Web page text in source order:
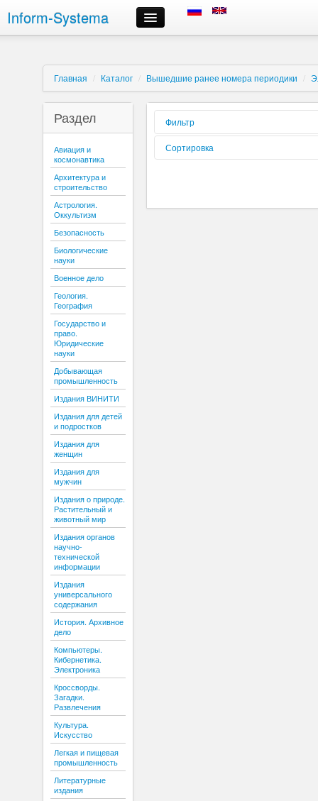
Inform-Systema
Контроль заказа
О компании
Российские информационные ресурсы, предлагаемые нами
Доставка
Сроки выполнения заказов
Регистрация и авторизация
Выбор информационных ресурсов и размещение заказа
Личный кабинет
Отмена заказа
Контактная информация
Главная / Каталог / Вышедшие ранее номера периодики /
Раздел
Авиация и
космонавтика
Архитектура и
строительство
Астрология.
Оккультизм
Безопасность
Биологические
науки
Военное дело
Геология.
География
Государство и
право.
Юридические
науки
Добывающая
промышленность
Издания ВИНИТИ
Издания для детей
и подростков
Издания для
женщин
Издания для
мужчин
Издания о природе.
Растительный и
животный мир
Издания органов
научно-
технической
информации
Издания
универсального
содержания
История. Архивное
дело
Компьютеры.
Кибернетика.
Электроника
Кроссворды.
Загадки.
Развлечения
Культура.
Искусство
Легкая и пищевая
промышленность
Литературные
издания
Фильтр
Форма
реализации:
Сортировка